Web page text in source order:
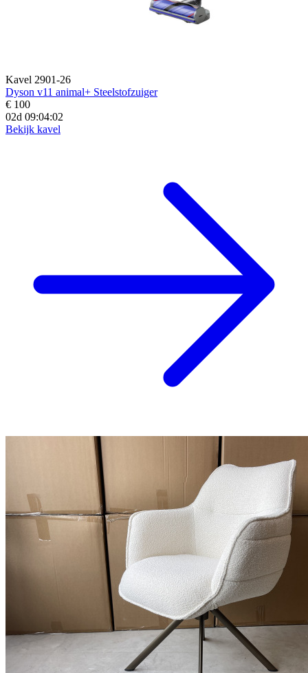
Kavel 2901-26
Dyson v11 animal+ Steelstofzuiger
€ 100
02d 09:04:01
Bekijk kavel